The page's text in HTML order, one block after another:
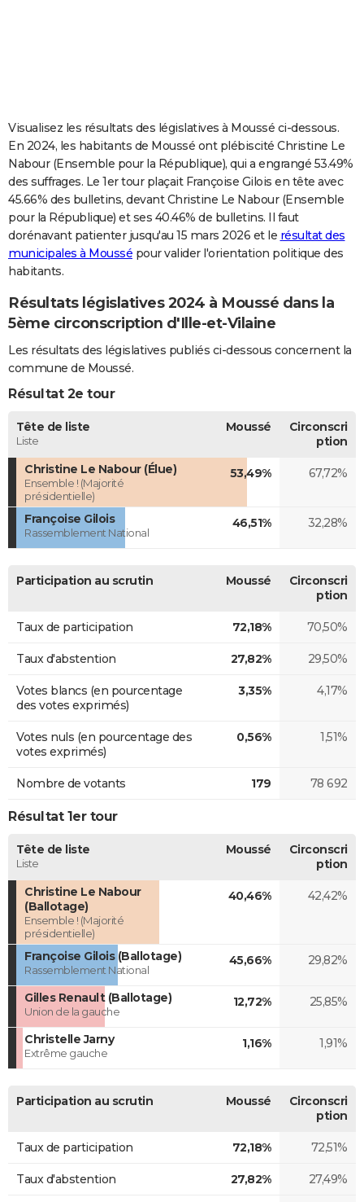
Carte de Noël
Carte Bonne année
Carte Saint-Valentin
Carte Pâques
Carte d'anniversaire
DICTIONNAIRE
Dictionnaire
Biographies
Citations
Expressions
Proverbes
PROGRAMME TV
COPAINS D'AVANT
S'inscrire
Se connecter
Lycées
Collèges
Primaires
Universités
Entreprises
Service militaire
Avis de recherche
AVIS DE DÉCÈS
Visualisez les résultats des législatives à Moussé ci-dessous.
En 2024, les habitants de Moussé ont plébiscité Christine Le
Nabour (Ensemble pour la République), qui a engrangé 53.49%
des suffrages. Le 1er tour plaçait Françoise Gilois en tête avec
45.66% des bulletins, devant Christine Le Nabour (Ensemble
pour la République) et ses 40.46% de bulletins. Il faut
dorénavant patienter jusqu'au 15 mars 2026 et le résultat des
municipales à Moussé pour valider l'orientation politique des
habitants.
Résultats législatives 2024 à Moussé dans la
5ème circonscription d'Ille-et-Vilaine
Les résultats des législatives publiés ci-dessous concernent la
commune de Moussé.
Résultat 2e tour
Tête de liste
Liste
Moussé
Circonscri
ption
Christine Le Nabour (Élue)
Ensemble ! (Majorité
présidentielle)
53,49% 67,72%
Françoise Gilois
Rassemblement National
46,51% 32,28%
Participation au scrutin Moussé
Circonscri
ption
Taux de participation 72,18% 70,50%
Taux d'abstention 27,82% 29,50%
Votes blancs (en pourcentage
des votes exprimés)
3,35% 4,17%
Votes nuls (en pourcentage des
votes exprimés)
0,56% 1,51%
Nombre de votants 179 78 692
Résultat 1er tour
Tête de liste
Liste
Moussé
Circonscri
ption
Christine Le Nabour
(Ballotage)
Ensemble ! (Majorité
présidentielle)
40,46% 42,42%
Françoise Gilois (Ballotage)
Rassemblement National
45,66% 29,82%
Gilles Renault (Ballotage)
Union de la gauche
12,72% 25,85%
Christelle Jarny
Extrême gauche
1,16% 1,91%
Participation au scrutin Moussé
Circonscri
ption
Taux de participation 72,18% 72,51%
Taux d'abstention 27,82% 27,49%